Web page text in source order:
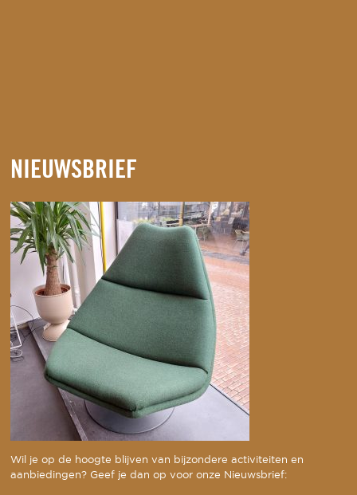
NIEUWSBRIEF
Wil je op de hoogte blijven van bijzondere activiteiten en
aanbiedingen? Geef je dan op voor onze Nieuwsbrief: